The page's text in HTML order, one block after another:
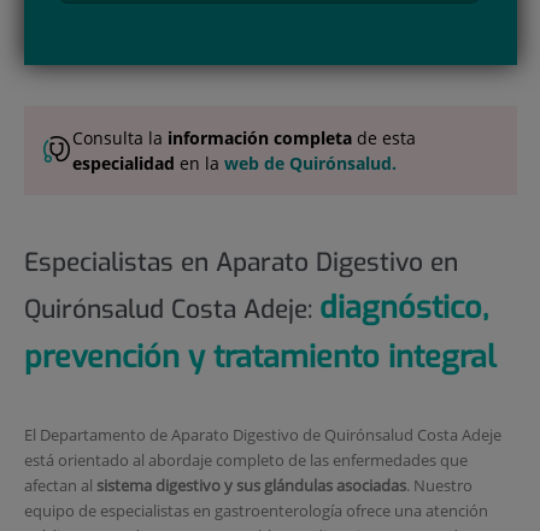
Consulta la información completade esta
especialidad en la web de Quirónsalud.
Especialistas en Aparato Digestivo en
Quirónsalud Costa Adeje: diagnóstico,
prevención y tratamiento integral
El Departamento de Aparato Digestivo de Quirónsalud Costa Adeje
está orientado al abordaje completo de las enfermedades que
afectan al sistema digestivo y sus glándulas asociadas. Nuestro
equipo de especialistas en gastroenterología ofrece una atención